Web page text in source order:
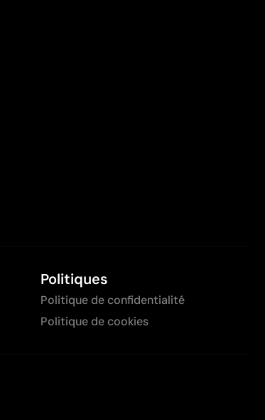
Politiques
Politique de confidentialité
Politique de cookies